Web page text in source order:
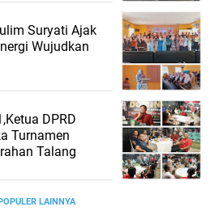
Suryati Ajak
Wujudkan
DPRD
Turnamen
Talang
LAINNYA